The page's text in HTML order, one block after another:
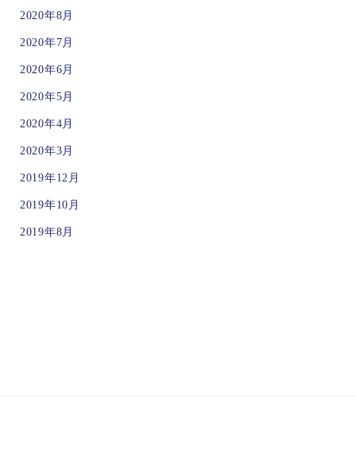
2020年8月
2020年7月
2020年6月
2020年5月
2020年4月
2020年3月
2019年12月
2019年10月
2019年8月